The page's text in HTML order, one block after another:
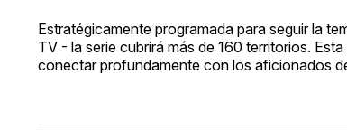
Estratégicamente programada para seguir la
TV - la serie cubrirá más de 160 territorios.
conectar profundamente con los aficionados